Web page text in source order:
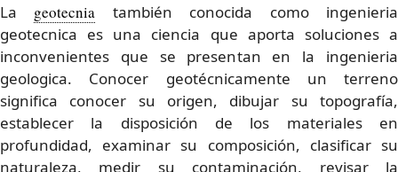
La geotecnia también conocida como ingenieria
geotecnica es una ciencia que aporta soluciones a
inconvenientes que se presentan en la ingenieria
geologica. Conocer geotécnicamente un terreno
significa conocer su origen, dibujar su topografía,
establecer la disposición de los materiales en
profundidad, examinar su composición, clasificar su
naturaleza, medir su contaminación, revisar la